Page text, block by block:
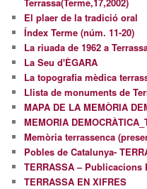
El plaer de la tradició oral
Índex Terme (núm. 11-20)
La riuada de 1962 a
La Seu d'ÈGARA
La topografia mèdica
Llista de monuments de
MAPA DE LA MEMÒRIA
MEMORIA
Memòria terrassenca
Pobles de Catalunya-
TERRASSA – Publicacions
TERRASSA EN XIFRES